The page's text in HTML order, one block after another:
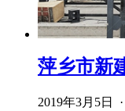
萍乡市新
2019年3月5日